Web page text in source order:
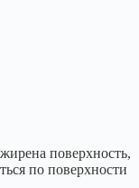
поверхность,
по поверхности